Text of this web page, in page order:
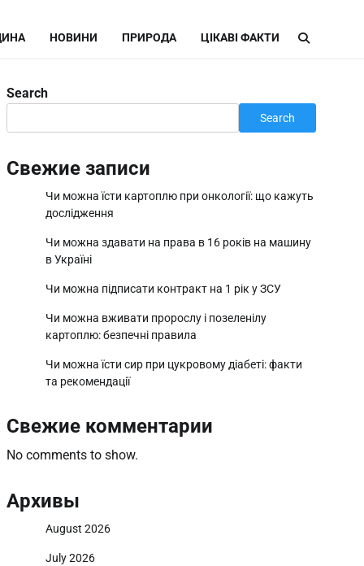
НОВИНИ ПРИРОДА ЦІКАВІ ФАКТИ
Search
Search
Свежие записи
Чи можна їсти картоплю при онкології: що кажуть
дослідження
Чи можна здавати на права в 16 років на машину
в Україні
Чи можна підписати контракт на 1 рік у ЗСУ
Чи можна вживати пророслу і позеленілу
картоплю: безпечні правила
Чи можна їсти сир при цукровому діабеті: факти
та рекомендації
Свежие комментарии
No comments to show.
Архивы
August 2026
July 2026